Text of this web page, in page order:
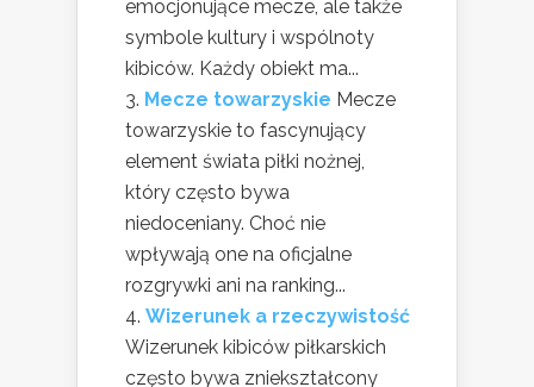
emocjonujące mecze, ale także
symbole kultury i wspólnoty
kibiców. Każdy obiekt ma...
Mecze towarzyskie Mecze
towarzyskie to fascynujący
element świata piłki nożnej,
który często bywa
niedoceniany. Choć nie
wpływają one na oficjalne
rozgrywki ani na ranking...
Wizerunek a rzeczywistość
Wizerunek kibiców piłkarskich
często bywa zniekształcony